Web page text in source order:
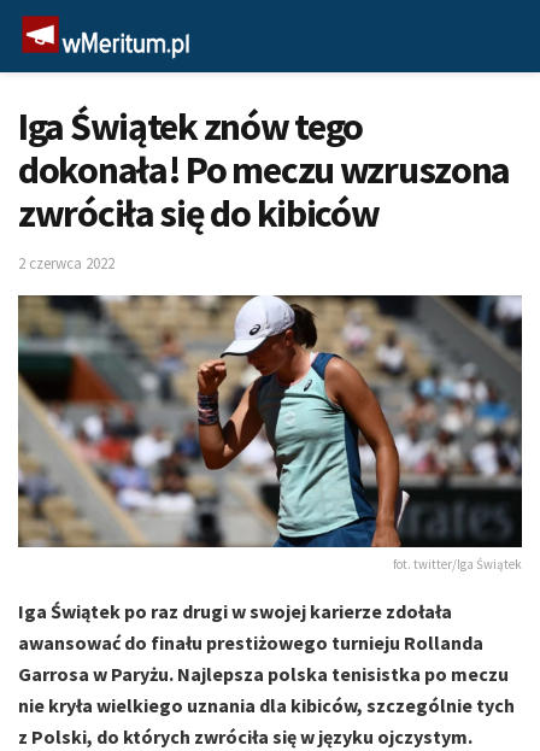
Iga Świątek znów tego
dokonała! Po meczu wzruszona
zwróciła się do kibiców
2 czerwca 2022
fot. twitter/Iga Świątek
Iga Świątek po raz drugi w swojej karierze zdołała
awansować do finału prestiżowego turnieju Rollanda
Garrosa w Paryżu. Najlepsza polska tenisistka po meczu
nie kryła wielkiego uznania dla kibiców, szczególnie tych
z Polski, do których zwróciła się w języku ojczystym.